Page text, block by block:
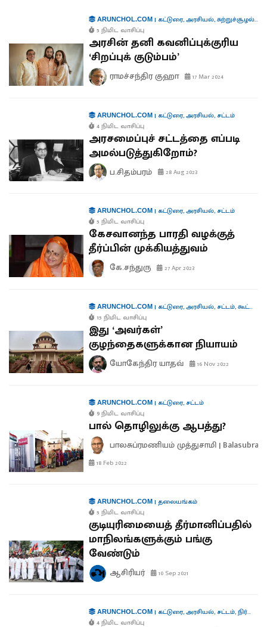
ARUNCHOL.COM| கட்டுரை,அரசியல்,சுற்றுச்சூழல்,
5 நிமிட வாசிப்பு
அரசின் தனி கவனிப்புக்குரிய
‘சிறப்புக் குடும்பம்’
ராமச்சந்திர குஹா 17 Mar 2024
ARUNCHOL.COM| கட்டுரை,அரசியல், சட்டம்
4 நிமிட வாசிப்பு
அரசமைப்புச் சட்டத்தை எப்படி
அமல்படுத்துகிறோம்?
ப.சிதம்பரம் 28 Aug 2023
ARUNCHOL.COM| கட்டுரை,அரசியல், சட்டம்
5 நிமிட வாசிப்பு
கேசவானந்த பாரதி வழக்குத்
தீர்ப்பின் முக்கியத்துவம்
கே.சந்துரு 27 Apr 2023
ARUNCHOL.COM| கட்டுரை,அரசியல், சட்டம்,கூட்டாட்சி
15 நிமிட வாசிப்பு
இது ‘அவர்கள்’
குழந்தைகளுக்கான நியாயம்
யோகேந்திர யாதவ் 16 Nov 2022
ARUNCHOL.COM| கட்டுரை, சட்டம்
9 நிமிட வாசிப்பு
பால் தொழிலுக்கு ஆபத்து?
பாலசுப்ரமணியம் முத்துசாமி |
18 Feb 2022
ARUNCHOL.COM| தலையங்கம்
5 நிமிட வாசிப்பு
குடியுரிமையைத் தீர்மானிப்பதில்
மாநிலங்களுக்கும் பங்கு
வேண்டும்
ஆசிரியர் 10 Sep 2021
ARUNCHOL.COM| கட்டுரை,அரசியல், சட்டம்,நிர்வாகம்
4 நிமிட வாசிப்பு